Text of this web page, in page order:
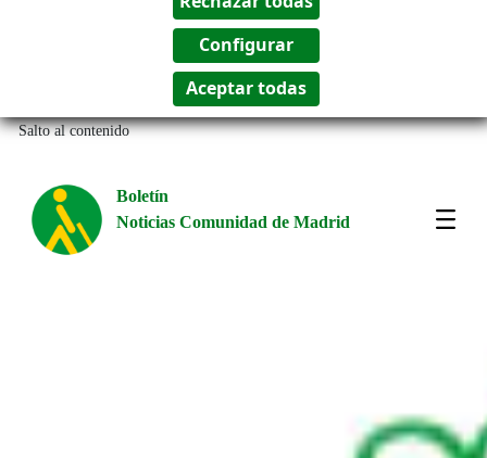
Salto al contenido
Boletín
Noticias Comunidad de Madrid